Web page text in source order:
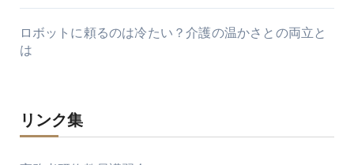
ロボットに頼るのは冷たい？介護の温かさとの両立と
は
リンク集